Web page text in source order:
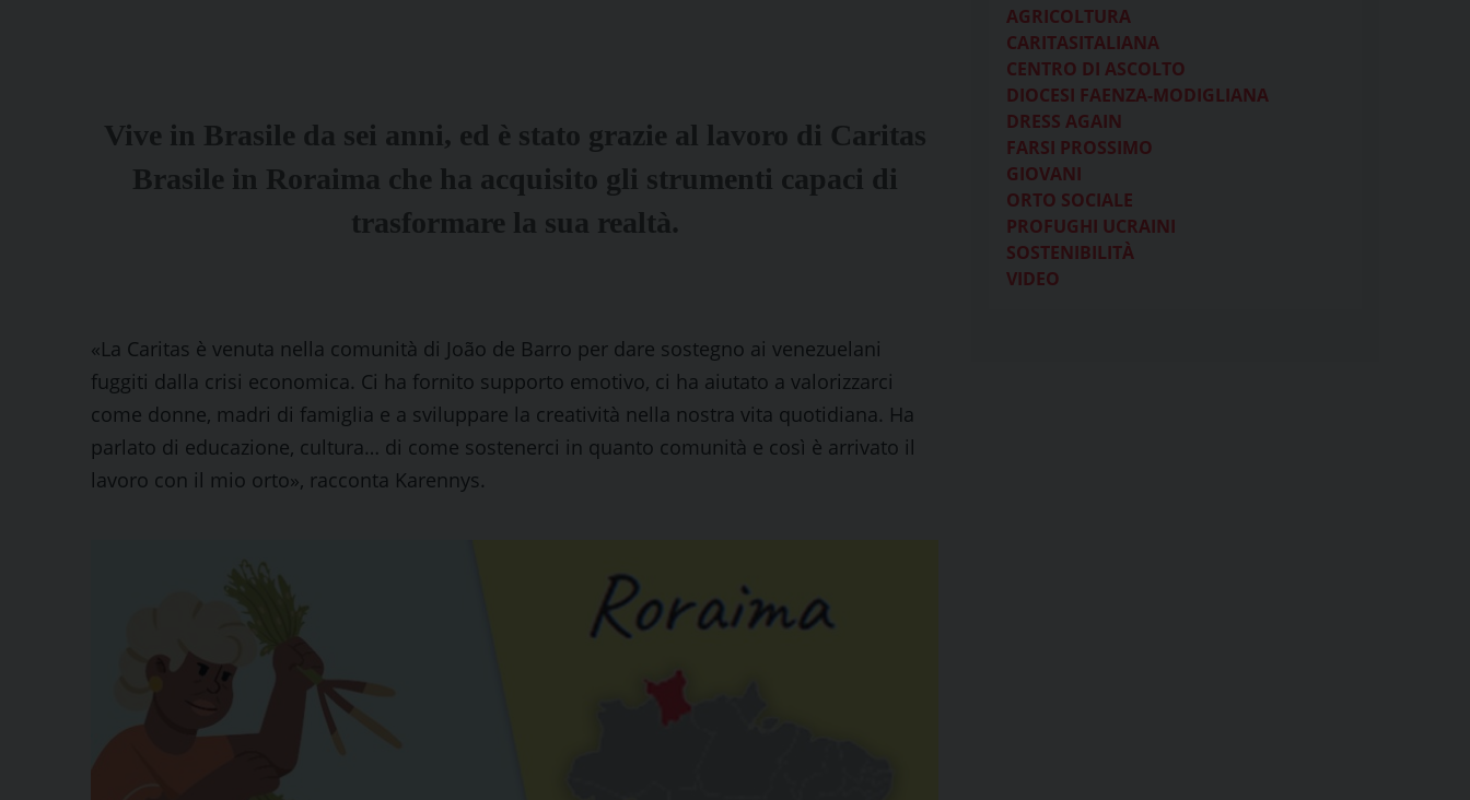
Vive in Brasile da sei anni, ed è stato grazie al lavoro di Caritas
Brasile in Roraima che ha acquisito gli strumenti capaci di
trasformare la sua realtà.
«La Caritas è venuta nella comunità di João de Barro per dare sostegno ai venezuelani
fuggiti dalla crisi economica. Ci ha fornito supporto emotivo, ci ha aiutato a valorizzarci
come donne, madri di famiglia e a sviluppare la creatività nella nostra vita quotidiana. Ha
parlato di educazione, cultura… di come sostenerci in quanto comunità e così è arrivato il
lavoro con il mio orto», racconta Karennys.
AGRICOLTURA
CARITASITALIANA
CENTRO DI ASCOLTO
DIOCESI FAENZA-MODIGLIANA
DRESS AGAIN
FARSI PROSSIMO
GIOVANI
ORTO SOCIALE
PROFUGHI UCRAINI
SOSTENIBILITÀ
VIDEO